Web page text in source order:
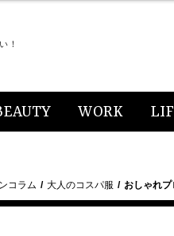
！
WORK
コラム 大人のコスパ服 おしゃれ